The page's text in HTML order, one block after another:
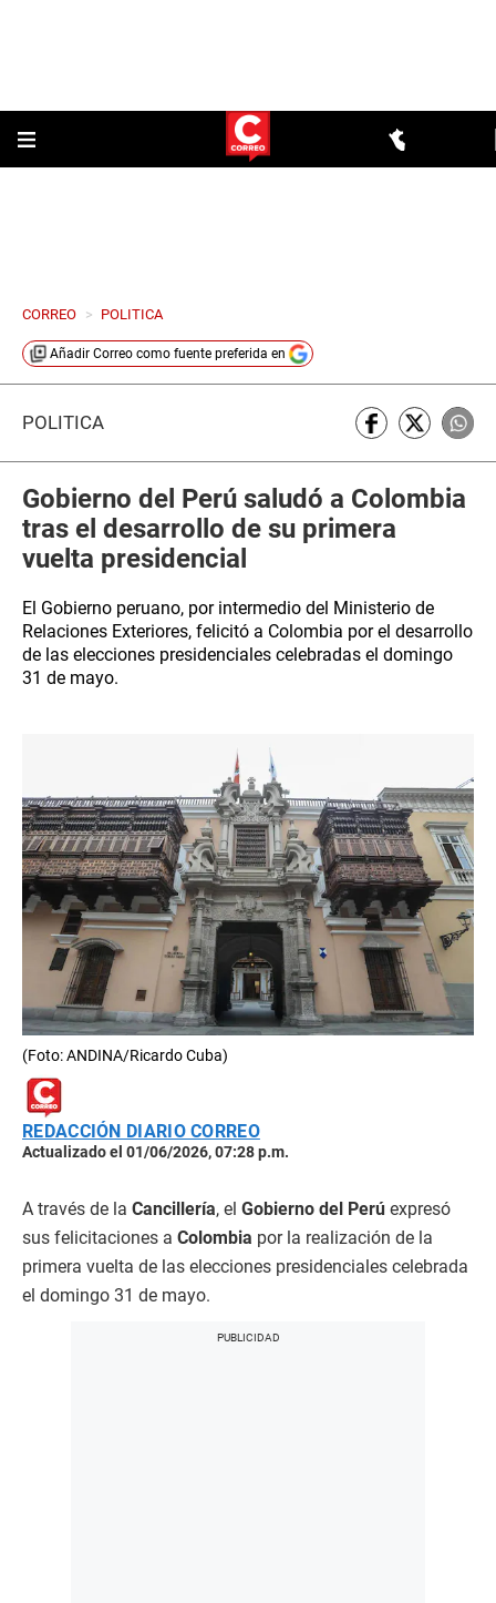
CORREO > POLITICA
Añadir Correo como fuente preferida en
POLÍTICA
Gobierno del Perú saludó a Colombia
tras el desarrollo de su primera
vuelta presidencial
El Gobierno peruano, por intermedio del Ministerio de
Relaciones Exteriores, felicitó a Colombia por el desarrollo
de las elecciones presidenciales celebradas el domingo
31 de mayo.
(Foto: ANDINA/Ricardo Cuba)
REDACCIÓN DIARIO CORREO
Actualizado el 01/06/2026, 07:28 p.m.
A través de la Cancillería, el Gobierno del Perú expresó
sus felicitaciones a Colombia por la realización de la
primera vuelta de las elecciones presidenciales celebrada
el domingo 31 de mayo.